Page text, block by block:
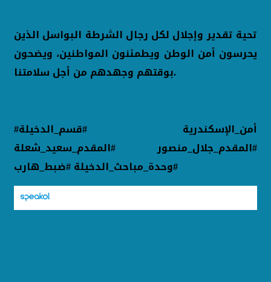
تحية تقدير وإجلال لكل رجال الشرطة البواسل الذين
يحرسون أمن الوطن ويطمئنون المواطنين، ويضحون
بوقتهم وجهدهم من أجل سلامتنا.
#أمن_الإسكندرية #قسم_الدخيلة
#المقدم_جلال_منصور #المقدم_سعيد_شعلة
#وحدة_مباحث_الدخيلة #ضبط_هارب